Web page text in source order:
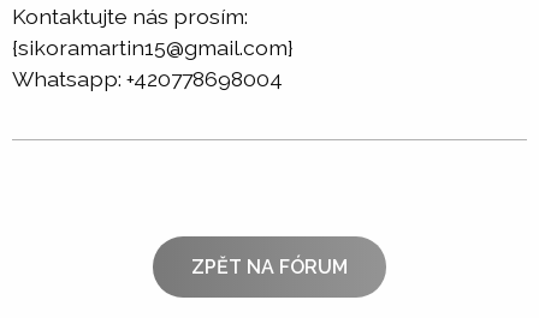
Kontaktujte nás prosím:
{sikoramartin15@gmail.com}
Whatsapp: +420778698004
ZPĚT NA FÓRUM